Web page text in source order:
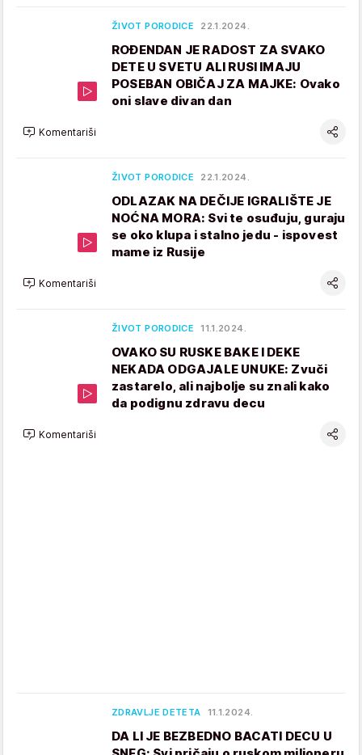
ŽIVOT PORODICE 22.1.2024.
ROĐENDAN JE RADOST ZA SVAKO
DETE U SVETU ALI RUSI IMAJU
POSEBAN OBIČAJ ZA MAJKE: Ovako
oni slave divan dan
Komentariši
ŽIVOT PORODICE 22.1.2024.
ODLAZAK NA DEČIJE IGRALIŠTE JE
NOĆNA MORA: Svi te osuđuju, guraju
se oko klupa i stalno jedu - ispovest
mame iz Rusije
Komentariši
ŽIVOT PORODICE 11.1.2024.
OVAKO SU RUSKE BAKE I DEKE
NEKADA ODGAJALE UNUKE: Zvuči
zastarelo, ali najbolje su znali kako
da podignu zdravu decu
Komentariši
ZDRAVLJE DETETA 11.1.2024.
DA LI JE BEZBEDNO BACATI DECU U